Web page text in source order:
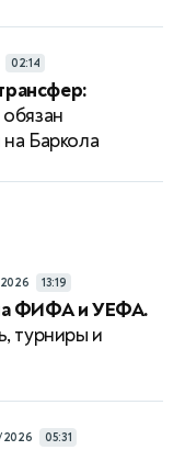
02:14
Баркола
13:19
ФИФА и УЕФА.
турниры и
05:31